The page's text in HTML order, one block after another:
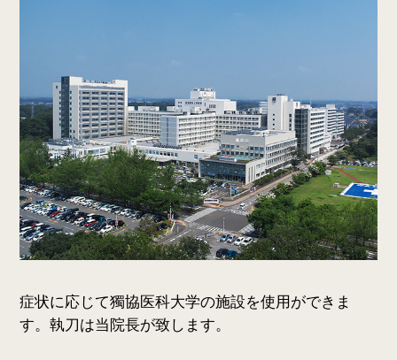
症状に応じて獨協医科大学の施設を使用ができま
す。執刀は当院長が致します。